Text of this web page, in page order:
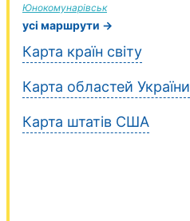
Юнокомунарівськ
усі маршрути →
Карта країн світу
Карта областей України
Карта штатів США